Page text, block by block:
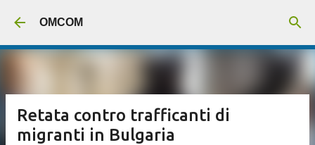
OMCOM
Retata contro trafficanti di
migranti in Bulgaria